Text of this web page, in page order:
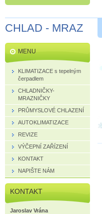
CHLAD - MRAZ
MENU
KLIMATIZACE s tepelným
čerpadlem
CHLADNIČKY-
MRAZNIČKY
PRŮMYSLOVÉ CHLAZENÍ
AUTOKLIMATIZACE
REVIZE
VÝČEPNÍ ZAŘÍZENÍ
KONTAKT
NAPIŠTE NÁM
KONTAKT
Jaroslav Vrána